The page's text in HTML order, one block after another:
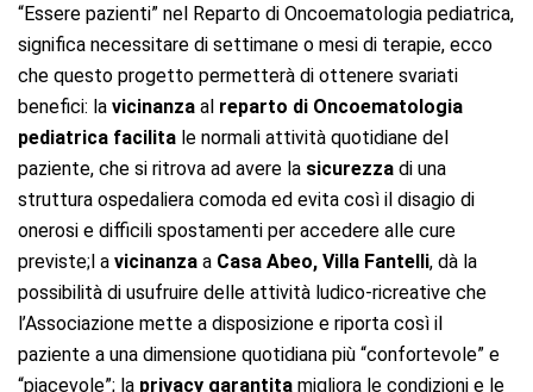
“Essere pazienti” nel Reparto di Oncoematologia pediatrica,
significa necessitare di settimane o mesi di terapie, ecco
che questo progetto permetterà di ottenere svariati
benefici: la vicinanza al reparto di Oncoematologia
pediatrica facilita le normali attività quotidiane del
paziente, che si ritrova ad avere la sicurezza di una
struttura ospedaliera comoda ed evita così il disagio di
onerosi e difficili spostamenti per accedere alle cure
previste;l a vicinanza a Casa Abeo, Villa Fantelli, dà la
possibilità di usufruire delle attività ludico-ricreative che
l’Associazione mette a disposizione e riporta così il
paziente a una dimensione quotidiana più “confortevole” e
“piacevole”; la privacy garantita migliora le condizioni e le